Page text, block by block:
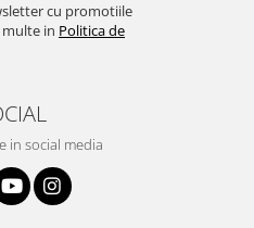
cu promotiile
in Politica de
in social media